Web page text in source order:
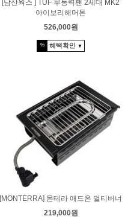
[남산웍스 ] TUF 무동력팬 2세대 MK2
아이보리해머톤
526,000원
% 혜택확인 ▼
[MONTERRA] 몬테라 애드온 멀티버너
219,000원